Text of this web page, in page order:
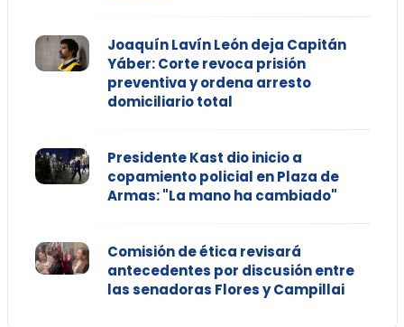
Joaquín Lavín León deja Capitán
Yáber: Corte revoca prisión
preventiva y ordena arresto
domiciliario total
Presidente Kast dio inicio a
copamiento policial en Plaza de
Armas: "La mano ha cambiado"
Comisión de ética revisará
antecedentes por discusión entre
las senadoras Flores y Campillai